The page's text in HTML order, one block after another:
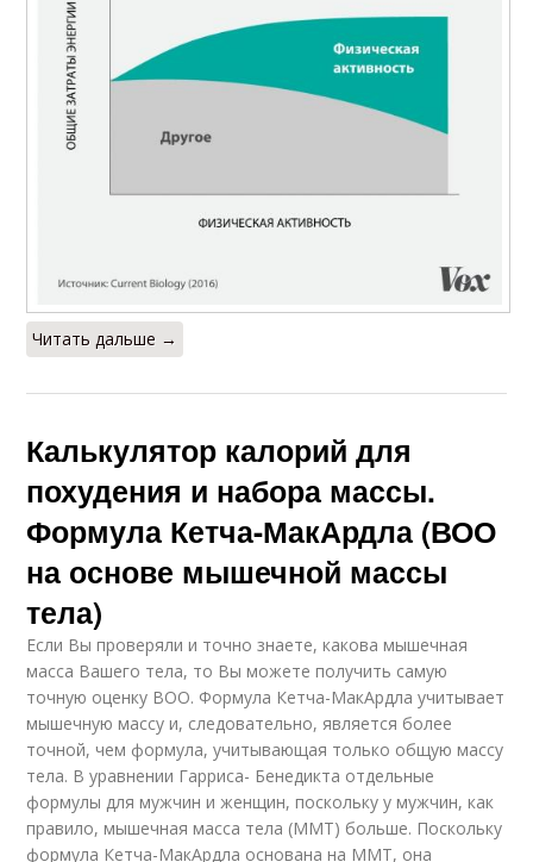
Читать дальше →
Калькулятор калорий для
похудения и набора массы.
Формула Кетча-МакАрдла (ВОО
на основе мышечной массы
тела)
Если Вы проверяли и точно знаете, какова мышечная
масса Вашего тела, то Вы можете получить самую
точную оценку ВОО. Формула Кетча-МакАрдла учитывает
мышечную массу и, следовательно, является более
точной, чем формула, учитывающая только общую массу
тела. В уравнении Гарриса- Бенедикта отдельные
формулы для мужчин и женщин, поскольку у мужчин, как
правило, мышечная масса тела (ММТ) больше. Поскольку
формула Кетча-МакАрдла основана на ММТ, она